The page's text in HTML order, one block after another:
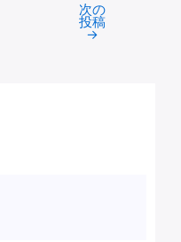
次の
投稿
→